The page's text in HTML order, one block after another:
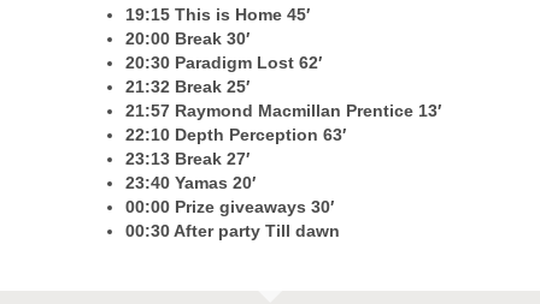
19:15 This is Home 45′
20:00 Break 30′
20:30 Paradigm Lost 62′
21:32 Break 25′
21:57 Raymond Macmillan Prentice 13′
22:10 Depth Perception 63′
23:13 Break 27′
23:40 Yamas 20′
00:00 Prize giveaways 30′
00:30 After party Till dawn